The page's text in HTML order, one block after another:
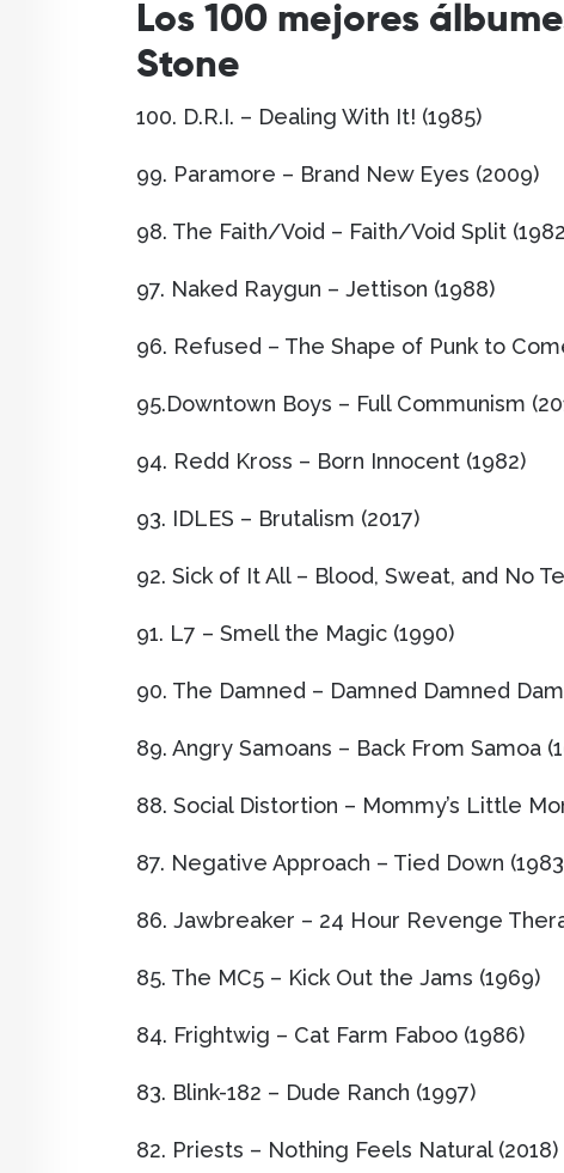
Los 100 mejores
Stone
100. D.R.I. – Dealing With It! (1985)
99. Paramore – Brand New Eyes (2009)
98. The Faith/Void – Faith/Void Split
97. Naked Raygun – Jettison (1988)
96. Refused – The Shape of Punk to
95.Downtown Boys – Full Communism
94. Redd Kross – Born Innocent (1982)
93. IDLES – Brutalism (2017)
92. Sick of It All – Blood, Sweat, and No
91. L7 – Smell the Magic (1990)
90. The Damned – Damned Damned
89. Angry Samoans – Back From Samoa
88. Social Distortion – Mommy’s Little
87. Negative Approach – Tied Down
86. Jawbreaker – 24 Hour Revenge
85. The MC5 – Kick Out the Jams (1969)
84. Frightwig – Cat Farm Faboo (1986)
83. Blink-182 – Dude Ranch (1997)
82. Priests – Nothing Feels Natural (2018)